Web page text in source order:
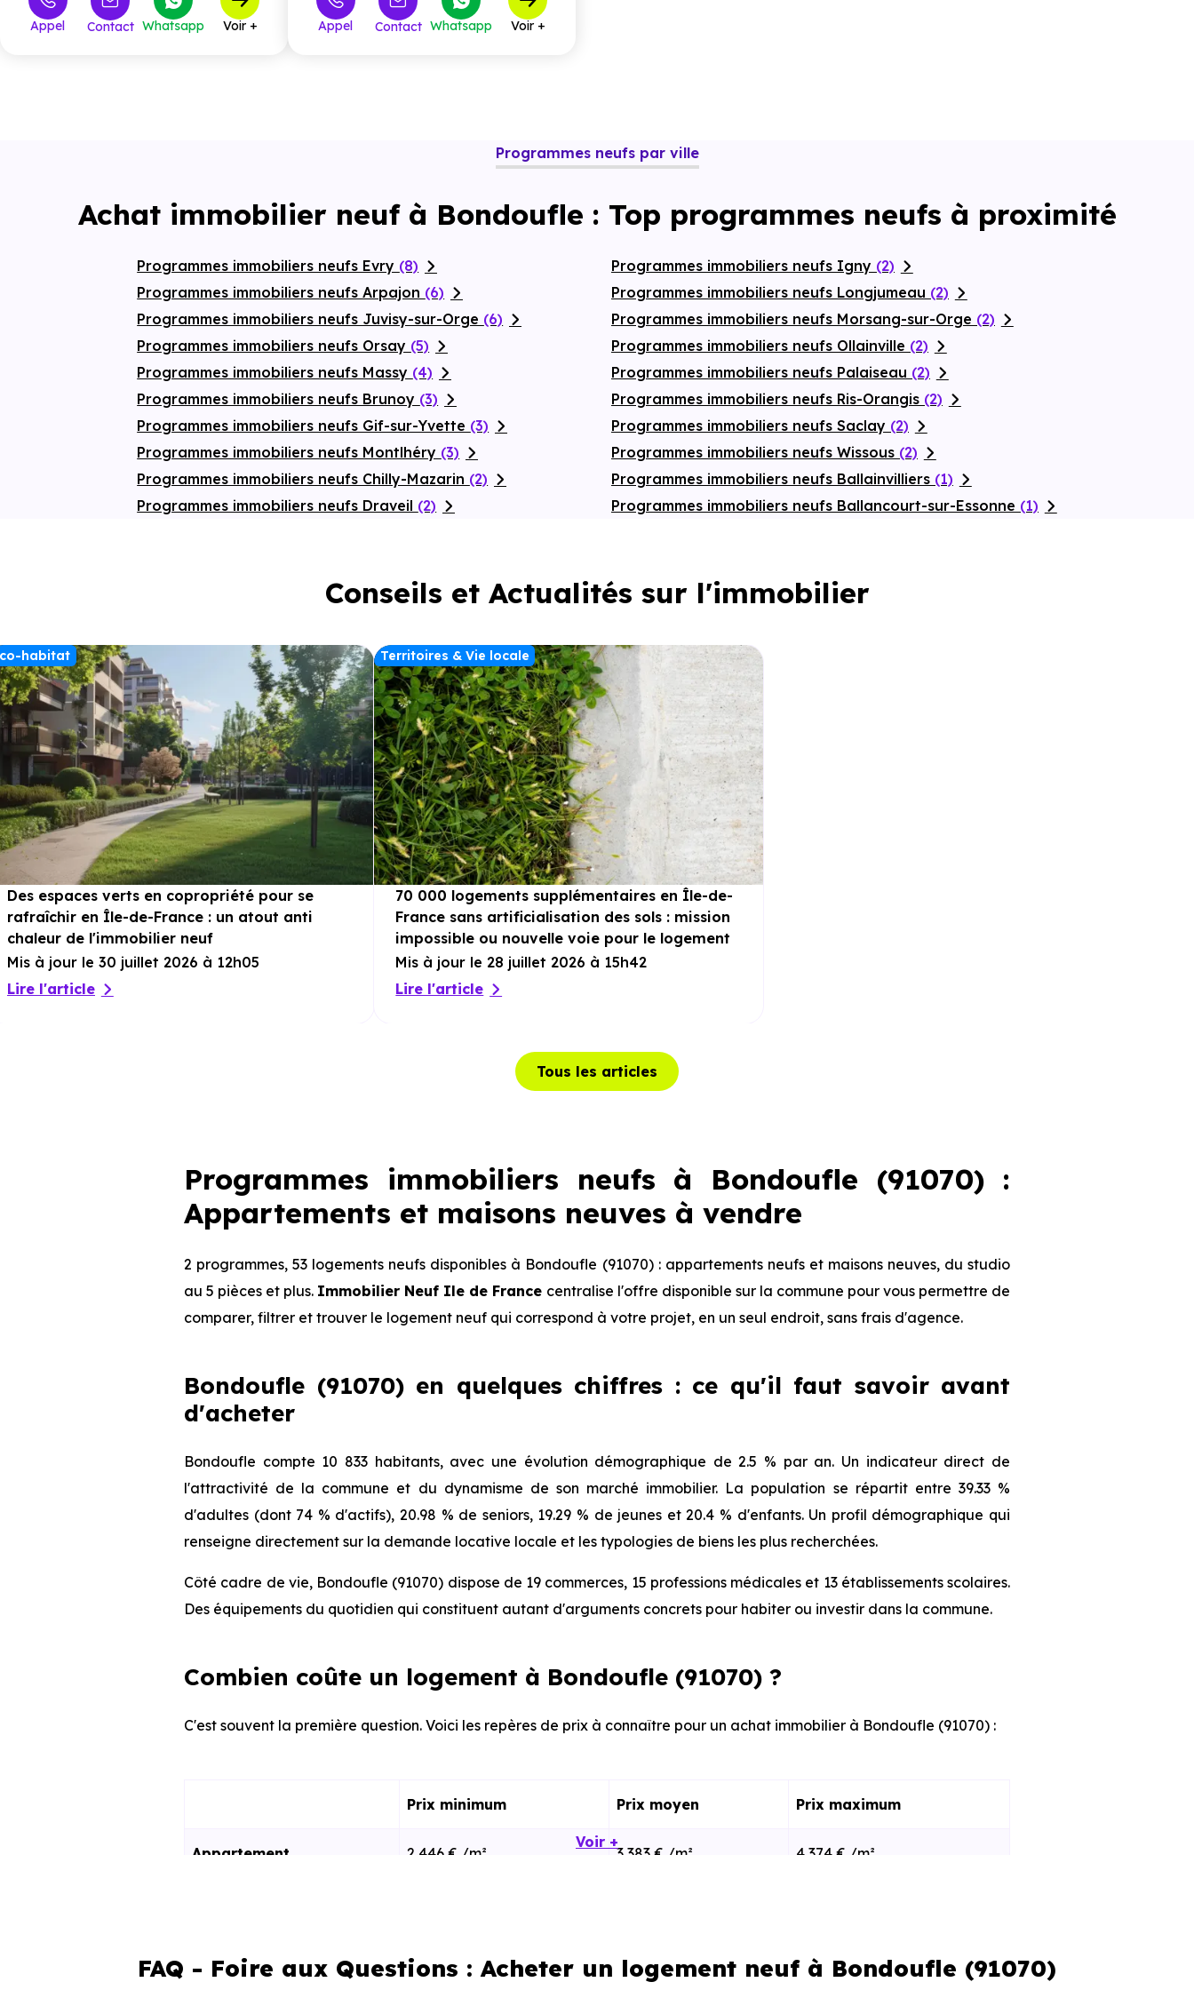
Appel Contact Whatsapp Voir + M5 3 à partir de360 000 €
Appel Contact Whatsapp Voir +
Programmes neufs par ville
Achat immobilier neuf à Bondoufle : Top programmes neufs à proximité
Programmes immobiliers neufs Evry (8)
Programmes immobiliers neufs Arpajon (6)
Programmes immobiliers neufs Juvisy-sur-Orge (6)
Programmes immobiliers neufs Orsay (5)
Programmes immobiliers neufs Massy (4)
Programmes immobiliers neufs Brunoy (3)
Programmes immobiliers neufs Gif-sur-Yvette (3)
Programmes immobiliers neufs Montlhéry (3)
Programmes immobiliers neufs Chilly-Mazarin (2)
Programmes immobiliers neufs Draveil (2)
Programmes immobiliers neufs Igny (2)
Programmes immobiliers neufs Longjumeau (2)
Programmes immobiliers neufs Morsang-sur-Orge (2)
Programmes immobiliers neufs Ollainville (2)
Programmes immobiliers neufs Palaiseau (2)
Programmes immobiliers neufs Ris-Orangis (2)
Programmes immobiliers neufs Saclay (2)
Programmes immobiliers neufs Wissous (2)
Programmes immobiliers neufs Ballainvilliers (1)
Programmes immobiliers neufs Ballancourt-sur-Essonne (1)
Conseils et Actualités sur l'immobilier
habitat
Des espaces verts en copropriété pour se
rafraîchir en Île-de-France : un atout anti
chaleur de l'immobilier neuf
Mis à jour le 30 juillet 2026 à 12h05
Lire l'article
Territoires & Vie locale
70 000 logements supplémentaires en Île-de-
France sans artificialisation des sols : mission
impossible ou nouvelle voie pour le logement
?
Mis à jour le 28 juillet 2026 à 15h42
Lire l'article
Tous les articles
Programmes immobiliers neufs à Bondoufle (91070) :
Appartements et maisons neuves à vendre
2 programmes, 53 logements neufs disponibles à Bondoufle (91070) : appartements neufs et maisons neuves, du studio
au 5 pièces et plus. Immobilier Neuf Ile de France centralise l'offre disponible sur la commune pour vous permettre de
comparer, filtrer et trouver le logement neuf qui correspond à votre projet, en un seul endroit, sans frais d'agence.
Bondoufle (91070) en quelques chiffres : ce qu'il faut savoir avant
d'acheter
Bondoufle compte 10 833 habitants, avec une évolution démographique de 2.5 % par an. Un indicateur direct de
l'attractivité de la commune et du dynamisme de son marché immobilier. La population se répartit entre 39.33 %
d'adultes (dont 74 % d'actifs), 20.98 % de seniors, 19.29 % de jeunes et 20.4 % d'enfants. Un profil démographique qui
renseigne directement sur la demande locative locale et les typologies de biens les plus recherchées.
Côté cadre de vie, Bondoufle (91070) dispose de 19 commerces, 15 professions médicales et 13 établissements scolaires.
Des équipements du quotidien qui constituent autant d'arguments concrets pour habiter ou investir dans la commune.
Combien coûte un logement à Bondoufle (91070) ?
C'est souvent la première question. Voici les repères de prix à connaître pour un achat immobilier à Bondoufle (91070) :
Prix minimum Prix moyen Prix maximum
Appartement 2 446 € /m² 3 383 € /m² 4 374 € /m²
Ces prix varient selon la localisation dans la commune, la surface, les prestations et le stade d'avancement du
Voir +
FAQ - Foire aux Questions : Acheter un logement neuf à Bondoufle (91070)